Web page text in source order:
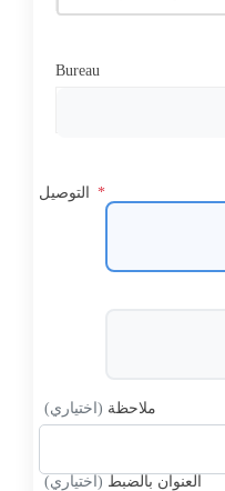
Bureau
*
ملاحظة (اختياري)
العنوان بالضبط (اختياري)